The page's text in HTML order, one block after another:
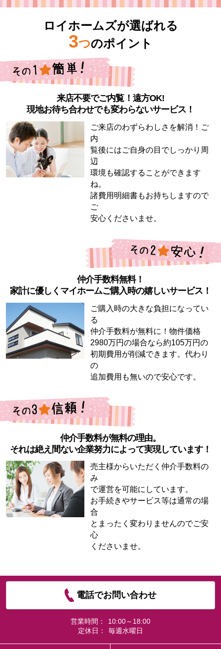
ロイホームズが選ばれる
3つのポイント
来店不要でご内覧！遠方OK!
現地お待ち合わせでも変わらないサービス！
ご来店のわずらわしさを解消！ご
内
覧後にはご自身の目でしっかり周
辺
環境も確認することができます
ね。
諸費用明細書もお持ちしますので
ご
安心くださいませ。
仲介手数料無料！
家計に優しくマイホームご購入時の嬉しいサービス！
ご購入時の大きな負担になってい
る
仲介手数料が無料に！物件価格
2980万円の場合なら約105万円の
初期費用が削減できます。代わり
の
追加費用も無いので安心です。
仲介手数料が無料の理由。
それは絶え間ない企業努力によって実現しています！
売主様からいただく仲介手数料の
み
で運営を可能にしています。
お手続きやサービス等は通常の場
合
とまったく変わりませんのでご安
心
くださいませ。
電話でお問い合わせ
営業時間：
10:00～18:00
定休日：
毎週水曜日